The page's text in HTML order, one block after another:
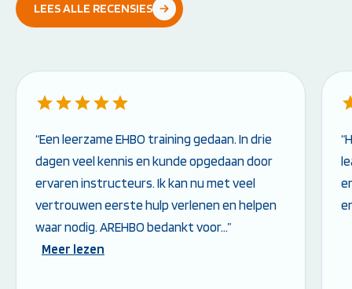
LEES ALLE RECENSIES
“Een leerzame EHBO training gedaan. In drie
dagen veel kennis en kunde opgedaan door
ervaren instructeurs. Ik kan nu met veel
vertrouwen eerste hulp verlenen en helpen
waar nodig. AREHBO bedankt voor…”
Meer lezen